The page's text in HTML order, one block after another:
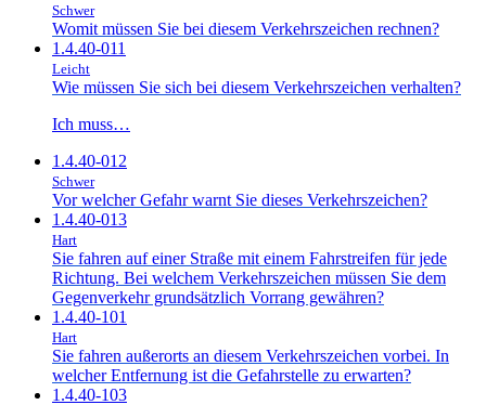
Schwer
Womit müssen Sie bei diesem Verkehrszeichen rechnen?
1.4.40-011
Leicht
Wie müssen Sie sich bei diesem Verkehrszeichen verhalten?
Ich muss…
1.4.40-012
Schwer
Vor welcher Gefahr warnt Sie dieses Verkehrszeichen?
1.4.40-013
Hart
Sie fahren auf einer Straße mit einem Fahrstreifen für jede
Richtung. Bei welchem Verkehrszeichen müssen Sie dem
Gegenverkehr grundsätzlich Vorrang gewähren?
1.4.40-101
Hart
Sie fahren außerorts an diesem Verkehrszeichen vorbei. In
welcher Entfernung ist die Gefahrstelle zu erwarten?
1.4.40-103